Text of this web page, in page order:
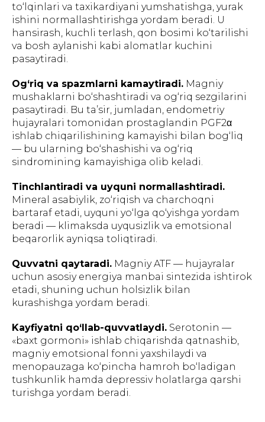
to‘lqinlari va taxikardiyani yumshatishga, yurak
ishini normallashtirishga yordam beradi. U
hansirash, kuchli terlash, qon bosimi ko‘tarilishi
va bosh aylanishi kabi alomatlar kuchini
pasaytiradi.
Og‘riq va spazmlarni kamaytiradi. Magniy
mushaklarni bo‘shashtiradi va og‘riq sezgilarini
pasaytiradi. Bu ta’sir, jumladan, endometriy
hujayralari tomonidan prostaglandin PGF2α
ishlab chiqarilishining kamayishi bilan bog‘liq
— bu ularning bo‘shashishi va og‘riq
sindromining kamayishiga olib keladi.
Tinchlantiradi va uyquni normallashtiradi.
Mineral asabiylik, zo‘riqish va charchoqni
bartaraf etadi, uyquni yo‘lga qo‘yishga yordam
beradi — klimaksda uyqusizlik va emotsional
beqarorlik ayniqsa toliqtiradi.
Quvvatni qaytaradi. Magniy ATF — hujayralar
uchun asosiy energiya manbai sintezida ishtirok
etadi, shuning uchun holsizlik bilan
kurashishga yordam beradi.
Kayfiyatni qo‘llab-quvvatlaydi. Serotonin —
«baxt gormoni» ishlab chiqarishda qatnashib,
magniy emotsional fonni yaxshilaydi va
menopauzaga ko‘pincha hamroh bo‘ladigan
tushkunlik hamda depressiv holatlarga qarshi
turishga yordam beradi.